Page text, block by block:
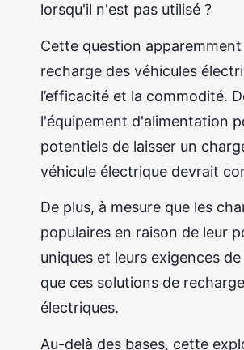
lorsqu'il n'est pas utilisé ?
Cette question
recharge des véhicules
l’efficacité et la commodité.
l'équipement d'alimentation
potentiels de laisser un
véhicule électrique devrait
De plus, à mesure que les
populaires en raison de leur
uniques et leurs exigences
que ces solutions de
électriques.
Au-delà des bases, cette